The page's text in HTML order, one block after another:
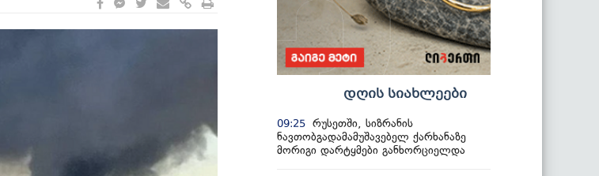
დღის სიახლეები
09:25 რუსეთში, სიზრანის
ნავთობგადამამუშავებელ ქარხანაზე
მორიგი დარტყმები განხორციელდა